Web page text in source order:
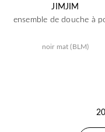
JIMJIM
ensemble de douche à
noir mat (BLM)